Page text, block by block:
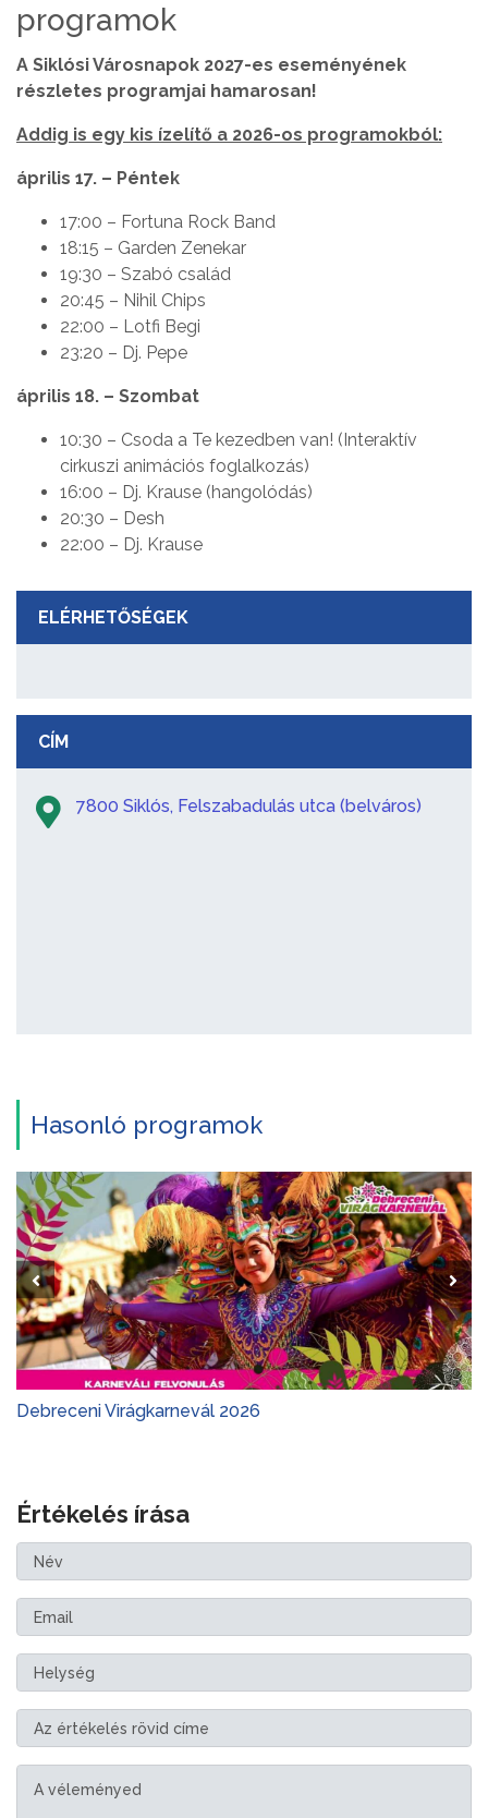
programok
A Siklósi Városnapok 2027-es eseményének
részletes programjai hamarosan!
Addig is egy kis ízelítő a 2026-os programokból:
április 17. – Péntek
17:00 – Fortuna Rock Band
18:15 – Garden Zenekar
19:30 – Szabó család
20:45 – Nihil Chips
22:00 – Lotfi Begi
23:20 – Dj. Pepe
április 18. – Szombat
10:30 – Csoda a Te kezedben van! (Interaktív
cirkuszi animációs foglalkozás)
16:00 – Dj. Krause (hangolódás)
20:30 – Desh
22:00 – Dj. Krause
ELÉRHETŐSÉGEK
CÍM
7800 Siklós, Felszabadulás utca (belváros)
Hasonló programok
Debreceni Virágkarnevál 2026
Értékelés írása